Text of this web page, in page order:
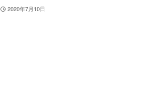
2020年7月10日